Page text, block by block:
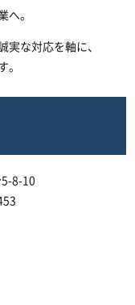
へ。
実な対応を軸に、
。
8-10